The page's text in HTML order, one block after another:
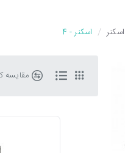
اسکنر اسکنر - 4
مقایسه